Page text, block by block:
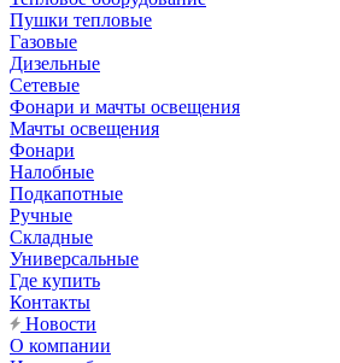
Пушки тепловые
Газовые
Дизельные
Сетевые
Фонари и мачты освещения
Мачты освещения
Фонари
Налобные
Подкапотные
Ручные
Складные
Универсальные
Где купить
Контакты
Новости
О компании